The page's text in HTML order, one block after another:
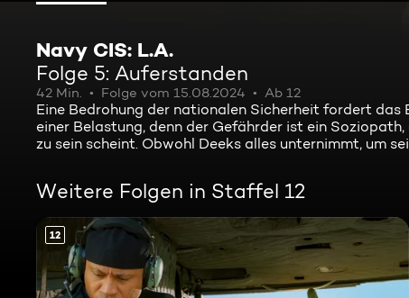
Navy CIS: L.A.
Folge 5: Auferstanden
42 Min. Folge vom 15.08.2024 Ab 12
Eine Bedrohung der nationalen Sicherheit fordert
einer Belastung, denn der Gefährder ist ein
zu sein scheint. Obwohl Deeks alles unternimmt, um
Weitere Folgen in Staffel 12
12